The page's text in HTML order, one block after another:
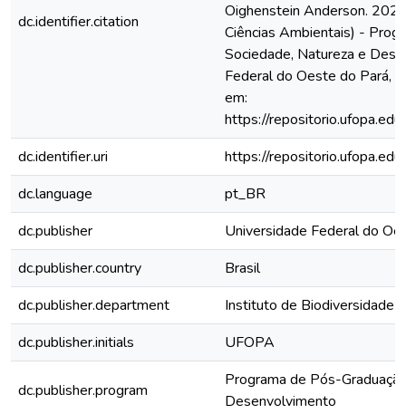
dc.identifier.citation
Oighenstein Anderson.
Ciências Ambientais) -
Sociedade, Natureza e
Federal do Oeste do Pará,
em:
https://
dc.identifier.uri
https://
dc.language
pt_BR
dc.publisher
Universidade Federal do
dc.publisher.country
Brasil
dc.publisher.department
Instituto de Biodiversidade
dc.publisher.initials
UFOPA
dc.publisher.program
Programa de Pós-
Desenvolvimento